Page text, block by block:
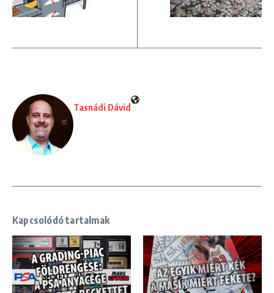
Tasnádi Dávid
Kapcsolódó tartalmak